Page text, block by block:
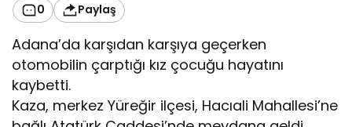
0 Paylaş
Adana’da karşıdan karşıya geçerken
otomobilin çarptığı kız çocuğu hayatını
kaybetti.
Kaza, merkez Yüreğir ilçesi, Hacıali Mahallesi’ne